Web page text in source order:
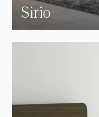
Sirio